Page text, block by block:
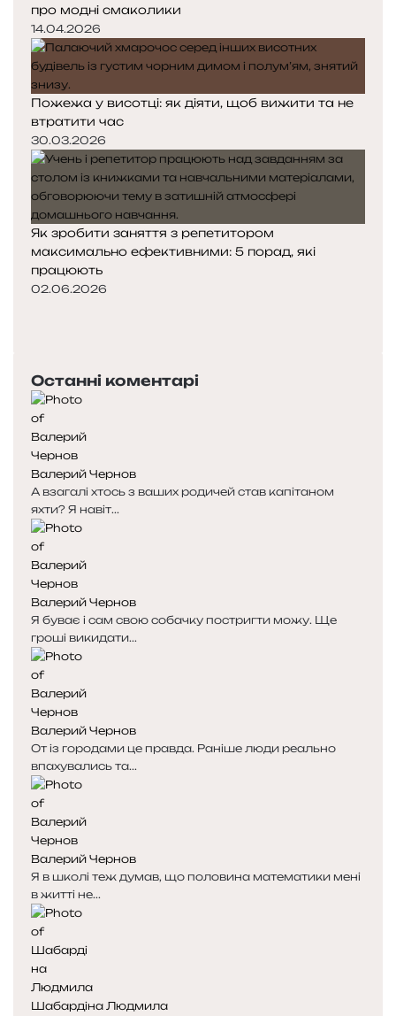
про модні смаколики
14.04.2026
Пожежа у висотці: як діяти, щоб вижити та не
втратити час
30.03.2026
Як зробити заняття з репетитором
максимально ефективними: 5 порад, які
працюють
02.06.2026
р
е
д
н
я
с
т
о
р
і
н
к
а
т
у
п
н
а
с
т
о
р
і
н
к
а
Останні коментарі
Валерий Чернов
А взагалі хтось з ваших родичей став капітаном
яхти? Я навіт...
Валерий Чернов
Я буває і сам свою собачку постригти можу. Ще
гроші викидати...
Валерий Чернов
От із городами це правда. Раніше люди реально
впахувались та...
Валерий Чернов
Я в школі теж думав, що половина математики мені
в житті не...
Шабардіна Людмила